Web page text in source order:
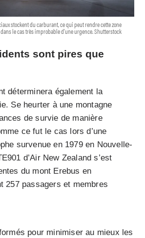
stockent du carburant, ce qui peut rendre cette zone
le cas très improbable d’une urgence. Shutterstock
sont pires que
déterminera également la
Se heurter à une montagne
de survie de manière
ce fut le cas lors d’une
survenue en 1979 en Nouvelle-
d’Air New Zealand s’est
du mont Erebus en
257 passagers et membres
pour minimiser au mieux les